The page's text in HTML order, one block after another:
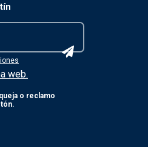
web.
o reclamo